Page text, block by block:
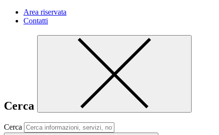
Area riservata
Contatti
Cerca
Cerca